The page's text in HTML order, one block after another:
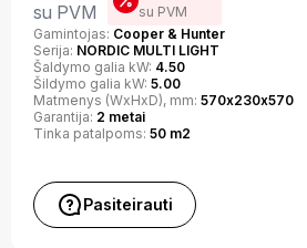
su PVM
su PVM
Gamintojas: Cooper & Hunter
Serija: NORDIC MULTI LIGHT
Šaldymo galia kW: 4.50
Šildymo galia kW: 5.00
Matmenys (WxHxD), mm: 570х230х570
Garantija: 2 metai
Tinka patalpoms: 50 m2
Pasiteirauti